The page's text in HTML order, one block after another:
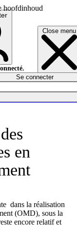
hoofdinhoud
Close menu
Se connecter
en
dans la réalisation
(OMD), sous la
encore relatif et